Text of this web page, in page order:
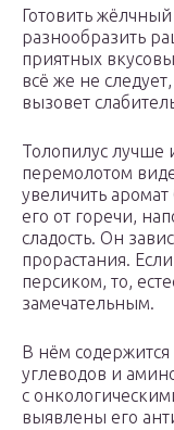
Готовить
разнообразить
приятных
всё же не
вызовет
Толопилус лучше
перемолотом
увеличить
его от горечи,
сладость. Он
прорастания.
персиком, то,
замечательным.
В нём
углеводов и
с
выявлены его